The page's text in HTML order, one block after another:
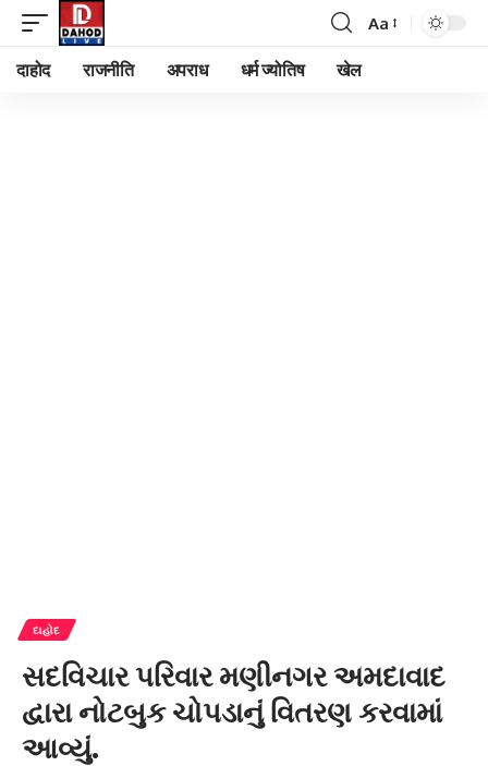
Font
Aa
दाहोद राजनीति अपराध धर्म ज्योतिष खेल
દાહોદ
સદવિચાર પરિવાર મણીનગર અમદાવાદ
દ્વારા નોટબુક ચોપડાનું વિતરણ કરવામાં
આવ્યું.